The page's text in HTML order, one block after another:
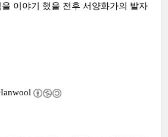
이야기 했을 전후 서양화가의 발자